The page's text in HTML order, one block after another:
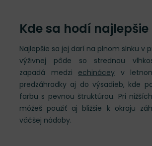
Kde sa hodí najlepšie
Najlepšie sa jej darí na plnom slnku v
výživnej pôde so strednou
zapadá medzi echinácey v
predzáhradky aj do výsadieb, kde
farbu s pevnou štruktúrou. Pri
môžeš použiť aj bližšie k okraju
väčšej nádoby.